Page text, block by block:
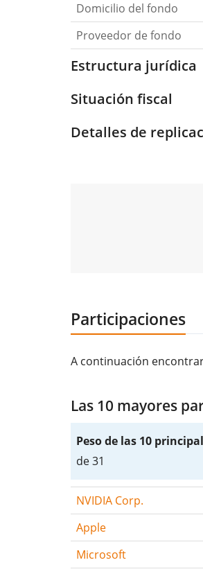
Domicilio del fondo
Proveedor de fondo
Estructura jurídica
Situación fiscal
Detalles de
Participaciones
A continuación
Las 10 mayores
Peso de las 10
de 31
NVIDIA Corp.
Apple
Microsoft